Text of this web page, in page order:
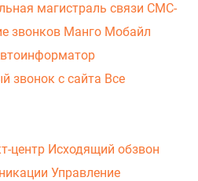
магистраль связи СМС-
звонков Манго Мобайл
звонок с сайта Все
центр Исходящий обзвон
Управление